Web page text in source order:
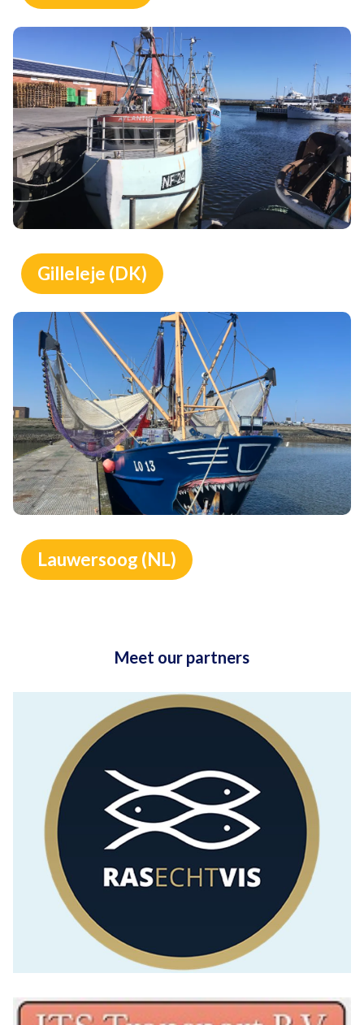
Gilleleje (DK)
Lauwersoog (NL)
Meet our partners